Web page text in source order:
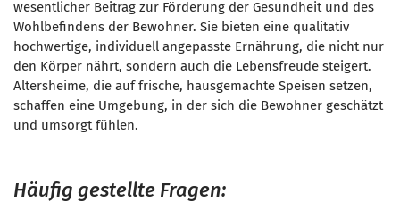
wesentlicher Beitrag zur Förderung der Gesundheit und des
Wohlbefindens der Bewohner. Sie bieten eine qualitativ
hochwertige, individuell angepasste Ernährung, die nicht nur
den Körper nährt, sondern auch die Lebensfreude steigert.
Altersheime, die auf frische, hausgemachte Speisen setzen,
schaffen eine Umgebung, in der sich die Bewohner geschätzt
und umsorgt fühlen.
Häufig gestellte Fragen: